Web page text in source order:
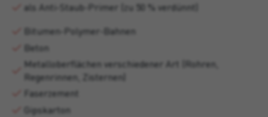
als Anti-Staub-Primer (zu 50 % verdünnt)
Bitumen-Polymer-Bahnen
Beton
Metalloberflächen verschiedener Art (Rohren,
Regenrinnen, Zisternen)
Faserzement
Gipskarton